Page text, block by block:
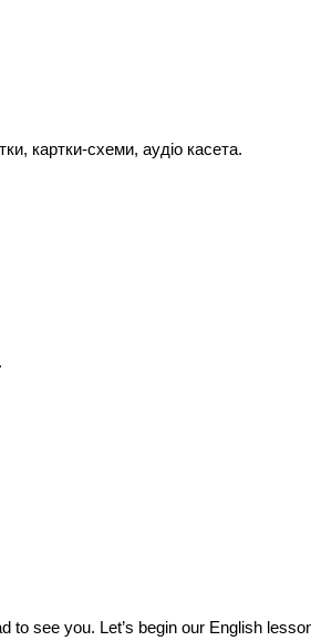
картки-схеми, аудіо касета.
to see you. Let’s begin our English